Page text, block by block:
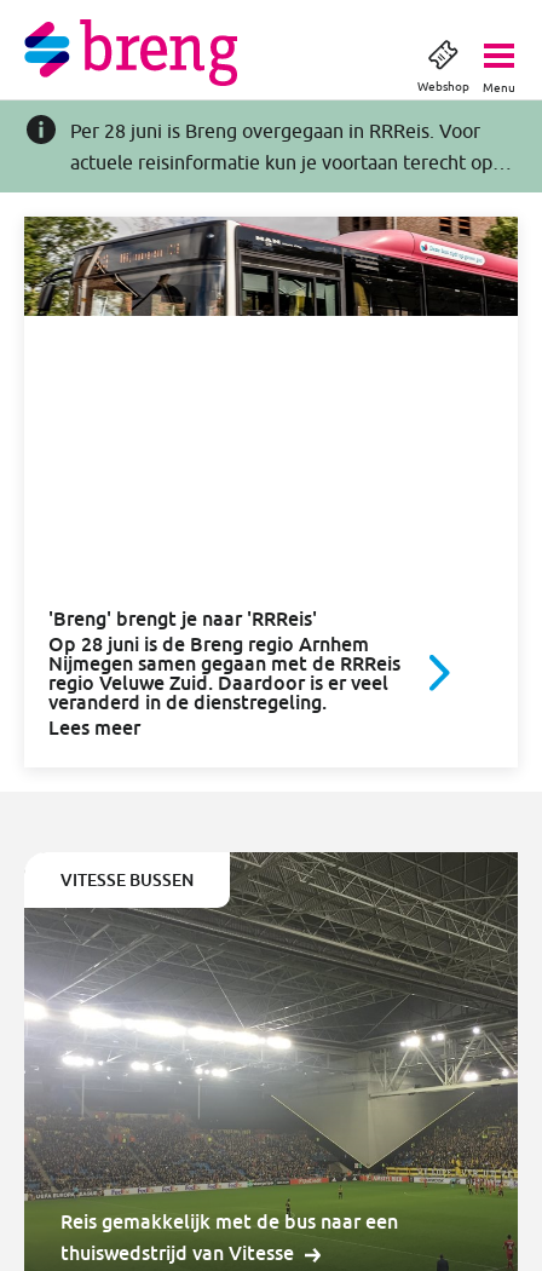
Webshop Menu
Per 28 juni is Breng overgegaan in RRReis. Voor
actuele reisinformatie kun je voortaan terecht op
RRReis.nl >>
'Breng' brengt je naar 'RRReis'
Op 28 juni is de Breng regio Arnhem
Nijmegen samen gegaan met de RRReis
regio Veluwe Zuid. Daardoor is er veel
veranderd in de dienstregeling.
Lees meer
VITESSE BUSSEN
Reis gemakkelijk met de bus naar een
thuiswedstrijd van Vitesse